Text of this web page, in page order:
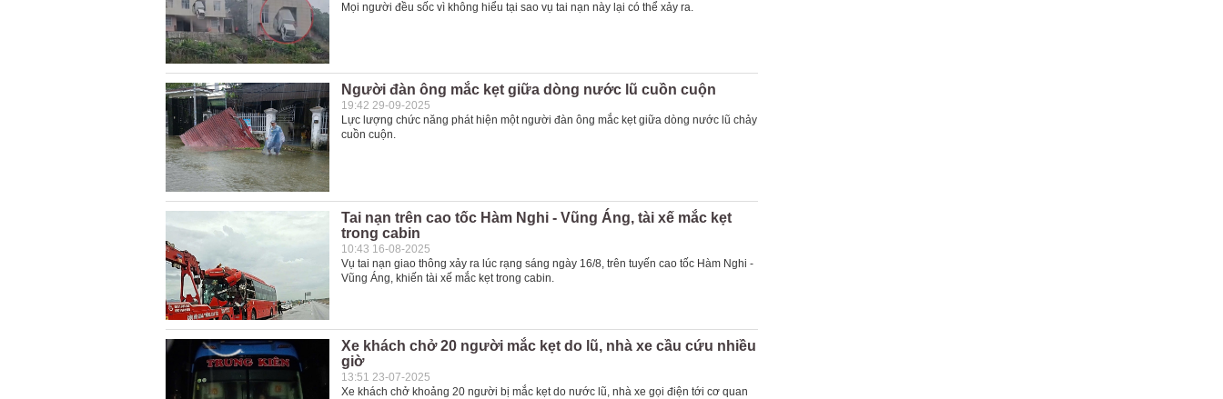
Mọi người đều sốc vì không hiểu tại sao vụ tai nạn này lại có thể xảy ra.
Người đàn ông mắc kẹt giữa dòng nước lũ cuồn cuộn
19:42 29-09-2025
Lực lượng chức năng phát hiện một người đàn ông mắc kẹt giữa dòng nước lũ chảy
cuồn cuộn.
Tai nạn trên cao tốc Hàm Nghi - Vũng Áng, tài xế mắc kẹt
trong cabin
10:43 16-08-2025
Vụ tai nạn giao thông xảy ra lúc rạng sáng ngày 16/8, trên tuyến cao tốc Hàm Nghi -
Vũng Áng, khiến tài xế mắc kẹt trong cabin.
Xe khách chở 20 người mắc kẹt do lũ, nhà xe cầu cứu nhiều
giờ
13:51 23-07-2025
Xe khách chở khoảng 20 người bị mắc kẹt do nước lũ, nhà xe gọi điện tới cơ quan